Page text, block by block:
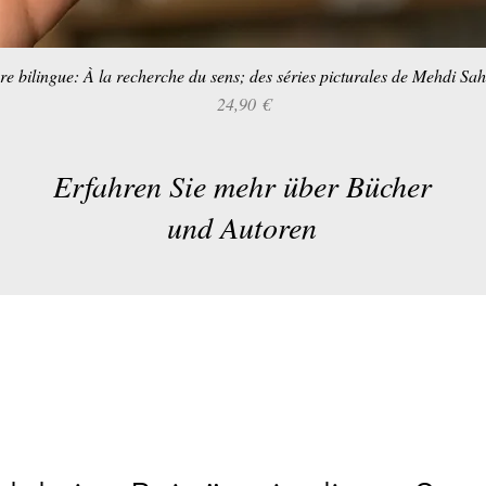
Schnellansicht
bilingue: À la recherche du sens; des séries picturales de Mehdi
Preis
24,90 €
Erfahren Sie mehr über Bücher
und Autoren